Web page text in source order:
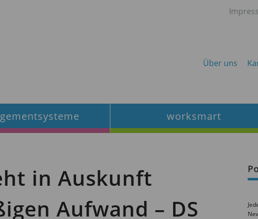
Über uns
worksmart
in Auskunft
Aufwand – DS